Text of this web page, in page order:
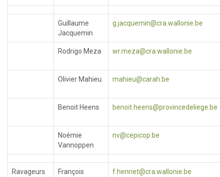
Guillaume
Jacquemin
g.jacquemin@cra.wallonie.be
Rodrigo Meza wr.meza@cra.wallonie.be
Olivier Mahieu mahieu@carah.be
Benoit Heens benoit.heens@provincedeliege.be
Noémie
Vannoppen
nv@cepicop.be
Ravageurs
François
f.henriet@cra.wallonie.be